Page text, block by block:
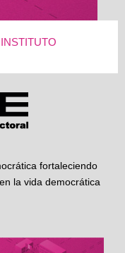
fortaleciendo
la vida democrática